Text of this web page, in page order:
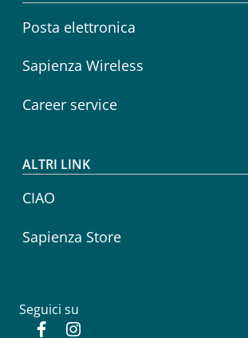
Posta elettronica
Sapienza Wireless
Career service
ALTRI LINK
CIAO
Sapienza Store
Seguici su
Facebook